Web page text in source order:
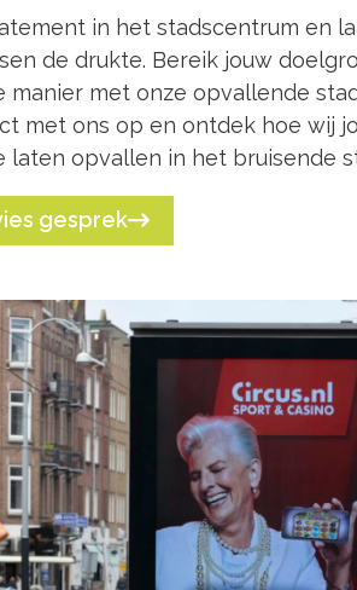
in het stadscentrum en
de drukte. Bereik jouw
manier met onze opvallende
met ons op en ontdek hoe wij
laten opvallen in het bruisende
gesprek